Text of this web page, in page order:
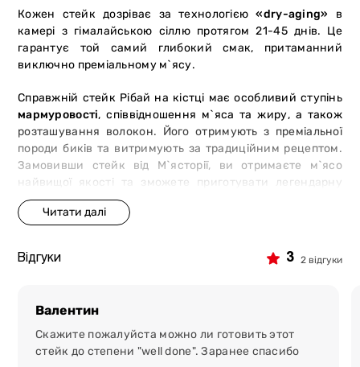
Кожен стейк дозріває за технологією«dry-aging» в
камері з гімалайською сіллю протягом 21-45 днів. Це
гарантує той самий глибокий смак, притаманний
виключно преміальному м`ясу.
Справжній стейк Рібай на кістці має особливий ступінь
мармуровості, співвідношення м`яса та жиру, а також
розташування волокон. Його отримують з преміальної
породи биків та витримують за традиційним рецептом.
Замовивши стейк від М`ясторії, ви отримаєте м`ясо
найвищої якості та зможете приготувати легендарну
страву власноруч.
магазинів-ресторанів «М`ясторія»:
рослинний раціон і ретельний догляд, що
забезпечують високі смакові характеристики м`яса;
безпека і якість.Під час відгодівлі не
Відгуки 3 2 відгуки
Валентин
Скажите пожалуйста можно ли готовить этот
стейк до степени "well done". Заранее спасибо